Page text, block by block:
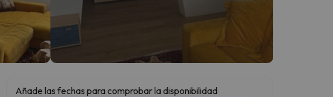
Añade las fechas para comprobar la disponibilidad